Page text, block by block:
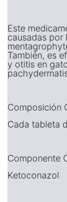
Este
causadas por
También, es
y otitis en
Composición
Cada tableta
Componente
Ketoconazol